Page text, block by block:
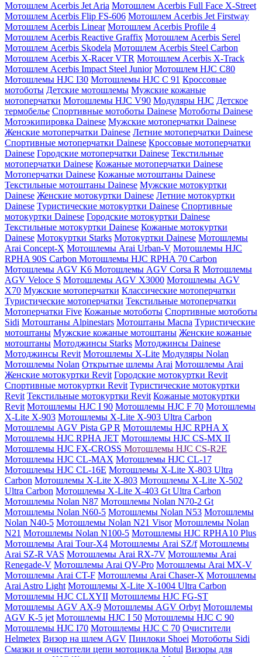
Мотошлем Acerbis Jet Aria Мотошлем Acerbis Full Face X-Street
Мотошлем Acerbis Flip FS-606 Мотошлем Acerbis Jet Firstway
Мотошлем Acerbis Linear Мотошлем Acerbis Profile 4
Мотошлем Acerbis Reactive Graffix Мотошлем Acerbis Serel
Мотошлем Acerbis Skodela Мотошлем Acerbis Steel Carbon
Мотошлем Acerbis X-Racer VTR Мотошлем Acerbis X-Track
Мотошлем Acerbis Impact Steel Junior Мотошлем HJC C80
Мотошлемы HJC I30 Мотошлемы HJC C 91 Кроссовые
мотоботы Детские мотошлемы Мужские кожаные
мотоперчатки Мотошлемы HJC V90 Модуляры HJC Детское
термобелье Спортивные мотоботы Dainese Мотоботы Dainese
Мотоэкипировка Dainese Мужские мотоперчатки Dainese
Женские мотоперчатки Dainese Летние мотоперчатки Dainese
Спортивные мотоперчатки Dainese Кроссовые мотоперчатки
Dainese Городские мотоперчатки Dainese Текстильные
мотоперчатки Dainese Кожаные мотоперчатки Dainese
Мотоперчатки Dainese Кожаные мотоштаны Dainese
Текстильные мотоштаны Dainese Мужские мотокуртки
Dainese Женские мотокуртки Dainese Летние мотокуртки
Dainese Туристические мотокуртки Dainese Спортивные
мотокуртки Dainese Городские мотокуртки Dainese
Текстильные мотокуртки Dainese Кожаные мотокуртки
Dainese Мотокуртки Starks Мотокуртки Dainese Мотошлемы
Arai Concept-X Мотошлемы Arai Urban-V Мотошлемы HJC
RPHA 90S Carbon Мотошлемы HJC RPHA 70 Carbon
Мотошлемы AGV K6 Мотошлемы AGV Corsa R Мотошлемы
AGV Veloce S Мотошлемы AGV X3000 Мотошлемы AGV
X70 Мужские мотоперчатки Классические мотоперчатки
Туристические мотоперчатки Текстильные мотоперчатки
Мотоперчатки Five Кожаные мотоботы Спортивные мотоботы
Sidi Мотоштаны Alpinestars Мотоштаны Macna Туристические
мотоштаны Мужские кожаные мотоштаны Женские кожаные
мотоштаны Мотоджинсы Starks Мотоджинсы Dainese
Мотоджинсы Revit Мотошлемы X-Lite Модуляры Nolan
Мотошлемы Nolan Открытые шлемы Arai Мотошлемы Arai
Женские мотокуртки Revit Городские мотокуртки Revit
Cпортивные мотокуртки Revit Туристические мотокуртки
Revit Текстильные мотокуртки Revit Кожаные мотокуртки
Revit Мотошлемы HJC I 90 Мотошлемы HJC F 70 Мотошлемы
X-Lite X-903 Мотошлемы X-Lite X-903 Ultra Carbon
Мотошлемы AGV Pista GP R Мотошлемы HJC RPHA X
Мотошлемы HJC RPHA JET Мотошлемы HJC CS-MX II
Мотошлемы HJC FX-CROSS Мотошлемы HJC CS-R2E
Мотошлемы HJC CL-MAX Мотошлемы HJC CL-17
Мотошлемы HJC CL-16E Мотошлемы X-Lite X-803 Ultra
Carbon Мотошлемы X-Lite X-803 Мотошлемы X-Lite X-502
Ultra Carbon Мотошлемы X-Lite X-403 Gt Ultra Carbon
Мотошлемы Nolan N87 Мотошлемы Nolan N70-2 Gt
Мотошлемы Nolan N60-5 Мотошлемы Nolan N53 Мотошлемы
Nolan N40-5 Мотошлемы Nolan N21 Visor Мотошлемы Nolan
N21 Мотошлемы Nolan N100-5 Мотошлемы HJC RPHA10 Plus
Мотошлемы Arai Tour-X4 Мотошлемы Arai SZ/f Мотошлемы
Arai SZ-R VAS Мотошлемы Arai RX-7V Мотошлемы Arai
Renegade-V Мотошлемы Arai QV-Pro Мотошлемы Arai MX-V
Мотошлемы Arai CT-F Мотошлемы Arai Chaser-X Мотошлемы
Arai Astro Light Мотошлемы X-Lite X-1004 Ultra Carbon
Мотошлемы HJC CLXYII Мотошлемы HJC FG-ST
Мотошлемы AGV AX-9 Мотошлемы AGV Orbyt Мотошлемы
AGV K-5 jet Мотошлемы HJC I 50 Мотошлемы HJC C 90
Мотошлемы HJC I70 Мотошлемы HJC C 70 Очистители
Helmetex Визор на шлем AGV Пинлоки Shoei Мотоботы Sidi
Смазки и очистители цепи мотоцикла Motul Визоры для